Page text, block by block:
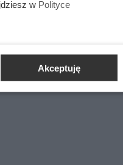
w Polityce
Akceptuję